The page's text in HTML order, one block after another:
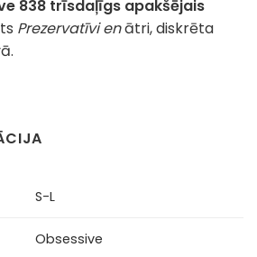
838 trīsdaļīgs apakšējais
Prezervatīvi enātri, diskrēta
S-L
Obsessive